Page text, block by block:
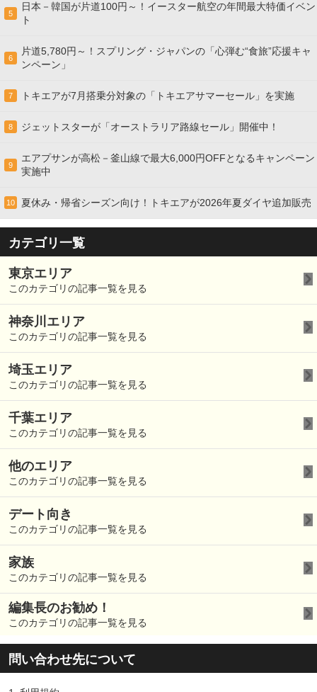
5
日本－韓国が片道100円～！イースター航空の年間最大特価イベン
ト
6
片道5,780円～！スプリング・ジャパンの「心弾む“食旅”応援キャ
ンペーン」
7 トキエアが7月搭乗分対象の「トキエアサマーセール」を実施
8 ジェットスターが「オーストラリア路線セール」開催中！
9
エアプサンが高松－釜山線で最大6,000円OFFとなるキャンペーン
実施中
10 夏休み・帰省シーズン向け！トキエアが2026年夏ダイヤ追加販売
カテゴリ一覧
東京エリア
このカテゴリの記事一覧を見る
神奈川エリア
このカテゴリの記事一覧を見る
埼玉エリア
このカテゴリの記事一覧を見る
千葉エリア
このカテゴリの記事一覧を見る
他のエリア
このカテゴリの記事一覧を見る
デート向き
このカテゴリの記事一覧を見る
家族
このカテゴリの記事一覧を見る
編集長のお勧め！
このカテゴリの記事一覧を見る
問い合わせ先について